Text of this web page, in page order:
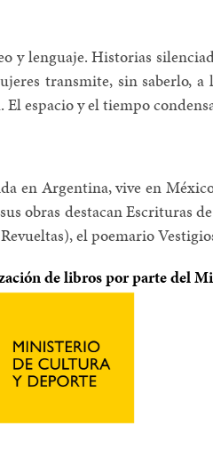
y lenguaje. Historias
transmite, sin saberlo,
espacio y el tiempo
en Argentina, vive en
obras destacan Escrituras
el poemario
de libros por parte del